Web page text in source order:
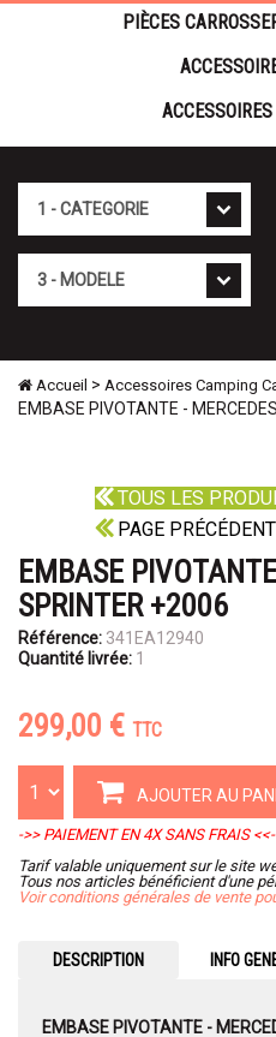
PIÈCES
Accueil > Accessoires Camping
EMBASE PIVOTANTE -
TOUS LES
PAGE
EMBASE
SPRINTER +2006
Référence: 341EA12940
Quantité livrée: 1
299,00 € TTC
AJOUTER AU
->> PAIEMENT EN 4X SANS FRAIS <<-
Tarif valable uniquement sur le site
Tous nos articles bénéficient d'une
Voir conditions générales de vente
DESCRIPTION INFO
EMBASE PIVOTANTE -